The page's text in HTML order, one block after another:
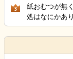
3
紙おむつが無
処はなにかあ